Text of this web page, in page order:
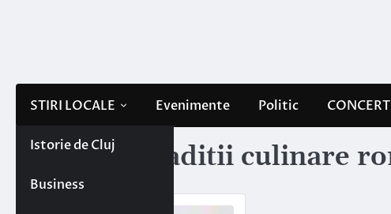
STIRI LOCALE
Istorie de Cluj
Business
Evenimente Politic
Etichetă: traditii culinare